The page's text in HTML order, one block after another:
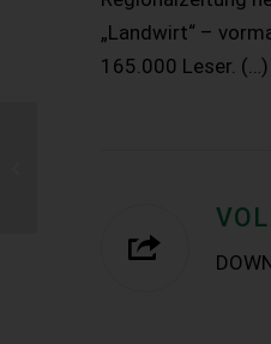
„Landwirt“ –
165.000 Leser. (…)